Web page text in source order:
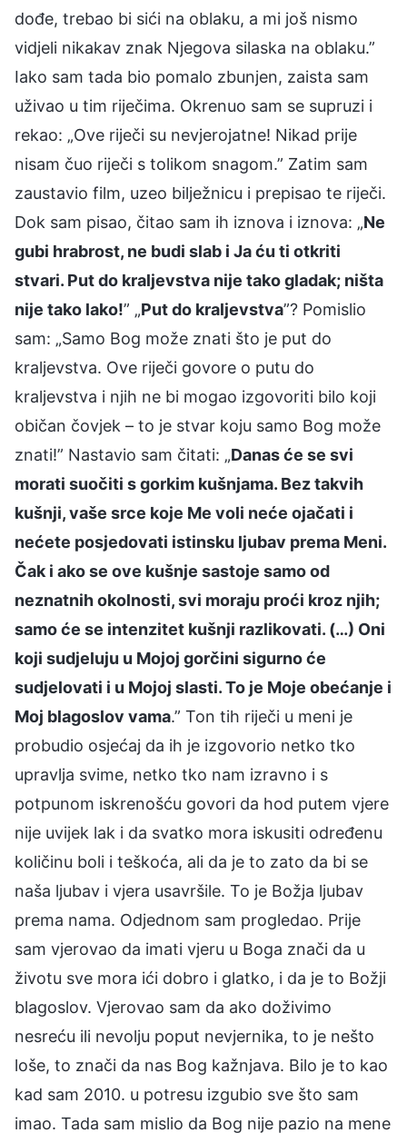
dođe, trebao bi sići na oblaku, a mi još nismo
vidjeli nikakav znak Njegova silaska na oblaku.”
Iako sam tada bio pomalo zbunjen, zaista sam
uživao u tim riječima. Okrenuo sam se supruzi i
rekao: „Ove riječi su nevjerojatne! Nikad prije
nisam čuo riječi s tolikom snagom.” Zatim sam
zaustavio film, uzeo bilježnicu i prepisao te riječi.
Dok sam pisao, čitao sam ih iznova i iznova: „Ne
gubi hrabrost, ne budi slab i Ja ću ti otkriti
stvari. Put do kraljevstva nije tako gladak; ništa
nije tako lako!” „Put do kraljevstva”? Pomislio
sam: „Samo Bog može znati što je put do
kraljevstva. Ove riječi govore o putu do
kraljevstva i njih ne bi mogao izgovoriti bilo koji
običan čovjek – to je stvar koju samo Bog može
znati!” Nastavio sam čitati: „Danas će se svi
morati suočiti s gorkim kušnjama. Bez takvih
kušnji, vaše srce koje Me voli neće ojačati i
nećete posjedovati istinsku ljubav prema Meni.
Čak i ako se ove kušnje sastoje samo od
neznatnih okolnosti, svi moraju proći kroz njih;
samo će se intenzitet kušnji razlikovati. (…) Oni
koji sudjeluju u Mojoj gorčini sigurno će
sudjelovati i u Mojoj slasti. To je Moje obećanje i
Moj blagoslov vama.” Ton tih riječi u meni je
probudio osjećaj da ih je izgovorio netko tko
upravlja svime, netko tko nam izravno i s
potpunom iskrenošću govori da hod putem vjere
nije uvijek lak i da svatko mora iskusiti određenu
količinu boli i teškoća, ali da je to zato da bi se
naša ljubav i vjera usavršile. To je Božja ljubav
prema nama. Odjednom sam progledao. Prije
sam vjerovao da imati vjeru u Boga znači da u
životu sve mora ići dobro i glatko, i da je to Božji
blagoslov. Vjerovao sam da ako doživimo
nesreću ili nevolju poput nevjernika, to je nešto
loše, to znači da nas Bog kažnjava. Bilo je to kao
kad sam 2010. u potresu izgubio sve što sam
imao. Tada sam mislio da Bog nije pazio na mene